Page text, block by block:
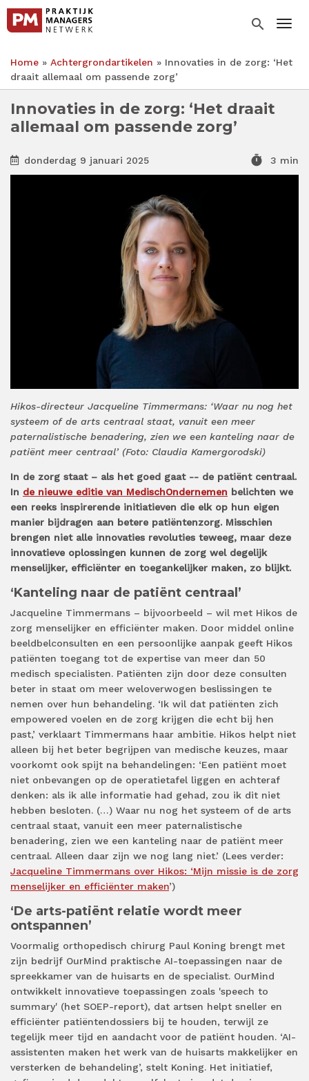
Overslaan
naar
inhoud
gaan
search
Kruimelpad
Home Achtergrondartikelen
Innovaties in de zorg: ‘Het
draait allemaal om passende zorg’
Innovaties in de zorg: ‘Het draait
allemaal om passende zorg’
donderdag 9 januari 2025 timer 3 min
Hikos-directeur Jacqueline Timmermans: ‘Waar nu nog het
systeem of de arts centraal staat, vanuit een meer
paternalistische benadering, zien we een kanteling naar de
patiënt meer centraal’ (Foto: Claudia Kamergorodski)
In de zorg staat – als het goed gaat -- de patiënt centraal.
In de nieuwe editie van MedischOndernemen belichten we
een reeks inspirerende initiatieven die elk op hun eigen
manier bijdragen aan betere patiëntenzorg. Misschien
brengen niet alle innovaties revoluties teweeg, maar deze
innovatieve oplossingen kunnen de zorg wel degelijk
menselijker, efficiënter en toegankelijker maken, zo blijkt.
‘Kanteling naar de patiënt centraal’
Jacqueline Timmermans – bijvoorbeeld – wil met Hikos de
zorg menselijker en efficiënter maken. Door middel online
beeldbelconsulten en een persoonlijke aanpak geeft Hikos
patiënten toegang tot de expertise van meer dan 50
medisch specialisten. Patiënten zijn door deze consulten
beter in staat om meer weloverwogen beslissingen te
nemen over hun behandeling. ‘Ik wil dat patiënten zich
empowered voelen en de zorg krijgen die echt bij hen
past,’ verklaart Timmermans haar ambitie. Hikos helpt niet
alleen bij het beter begrijpen van medische keuzes, maar
voorkomt ook spijt na behandelingen: ‘Een patiënt moet
niet onbevangen op de operatietafel liggen en achteraf
denken: als ik alle informatie had gehad, zou ik dit niet
hebben besloten. (…) Waar nu nog het systeem of de arts
centraal staat, vanuit een meer paternalistische
benadering, zien we een kanteling naar de patiënt meer
centraal. Alleen daar zijn we nog lang niet.’ (Lees verder:
Jacqueline Timmermans over Hikos: ‘Mijn missie is de zorg
menselijker en efficiënter maken’)
‘De arts-patiënt relatie wordt meer
ontspannen’
Voormalig orthopedisch chirurg Paul Koning brengt met
zijn bedrijf OurMind praktische AI-toepassingen naar de
spreekkamer van de huisarts en de specialist. OurMind
ontwikkelt innovatieve toepassingen zoals 'speech to
summary' (het SOEP-report), dat artsen helpt sneller en
efficiënter patiëntendossiers bij te houden, terwijl ze
tegelijk meer tijd en aandacht voor de patiënt houden. ‘AI-
assistenten maken het werk van de huisarts makkelijker en
versterken de behandeling’, stelt Koning. Het initiatief,